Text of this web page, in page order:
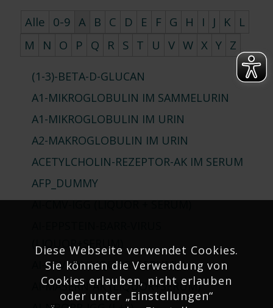
Alle 0-9 A B C D E F G H I J K
L
M
N O P Q R S T U V W X Y Z
(1-3)-BETA-D-GLUCAN
A1-MIKROGLOBULIN IM SAMMELURIN
A1-MIKROGLOBULIN IM URIN
A2-MAKROGLOBULIN IM URIN
ACETYLCHOLIN-REZEPTOR-AK IM SERUM
AFP_DUMMY
AI-CMV-IGG (LIQUOR + SERUM)
(LIQUOR+SERUM)
AI-HSV-AK (LIQUOR+SERUM)
AI-MASERN-AK (LIQUOR+SERUM)
Diese Webseite verwendet Cookies.
Sie können die Verwendung von
Cookies erlauben, nicht erlauben
oder unter „Einstellungen“